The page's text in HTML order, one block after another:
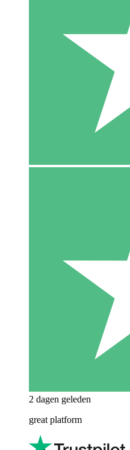
2 dagen geleden
great platform